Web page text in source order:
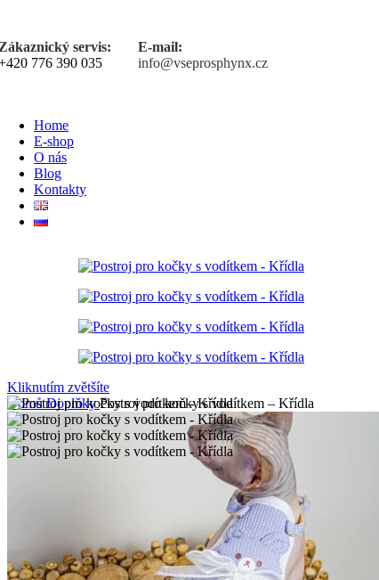
servis:
776 390 035
E-mail:
info@vseprosphynx.cz
Home
E-shop
O nás
Blog
Kontakty
Kliknutím zvětšíte
DomůDoplňkyPostroj pro kočky s vodítkem – Křídla